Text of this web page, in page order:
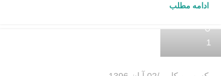
ادامه مطلب
زهرا داودی
1